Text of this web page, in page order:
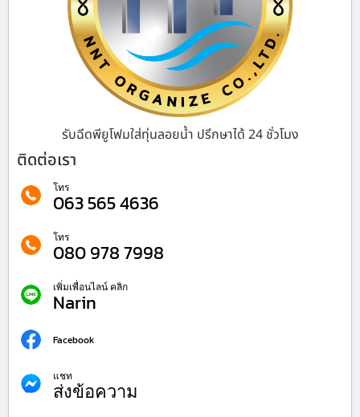
รับฉีดพียูโฟมใส่ทุ่นลอยน้ำ ปรึกษาได้ 24 ชั่วโมง
ติดต่อเรา
โทร
063 565 4636
โทร
080 978 7998
เพิ่มเพื่อนไลน์ คลิก
Narin
Facebook
แชท
ส่งข้อความ